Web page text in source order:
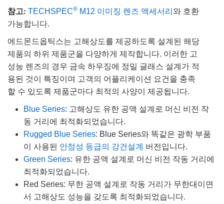
참고: TECHSPEC® M12 이미징 렌즈 액세서리 와 호환
가능합니다.
에드몬드옵틱스는 고해상도를 제공하도록 설계된 해당
제품의 하위 제품군을 다양하게 제작합니다. 이러한 고
성능 렌즈의 경우 금속 하우징에 정밀 글래스 설계가 적
용된 것이 특징이며 고객의 어플리케이션 요건을 충족
할 수 있도록 제품군마다 최적의 사양이 제공됩니다.
Blue Series: 고해상도 유한 공액 설계로 머신 비전 작
동 거리에 최적화되었습니다.
Rugged Blue Series: Blue Series와 똑같은 광학 부품
이 사용된 안정성 등급의 강건설계 버전입니다.
Green Series: 유한 공액 설계로 머신 비전 작동 거리에
최적화되었습니다.
Red Series: 무한 공액 설계로 작동 거리가 무한대이면
서 고해상도 성능을 갖도록 최적화되었습니다.